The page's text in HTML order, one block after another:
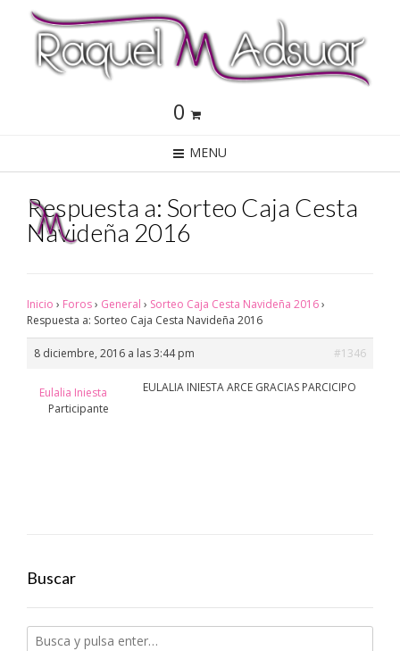
0
MENU
Respuesta a: Sorteo Caja Cesta
Navideña 2016
Inicio › Foros› General › Sorteo Caja Cesta Navideña 2016›
Respuesta a: Sorteo Caja Cesta Navideña 2016
8 diciembre, 2016 a las 3:44 pm #1346
Eulalia Iniesta
Participante
EULALIA INIESTA ARCE GRACIAS PARCICIPO
Buscar